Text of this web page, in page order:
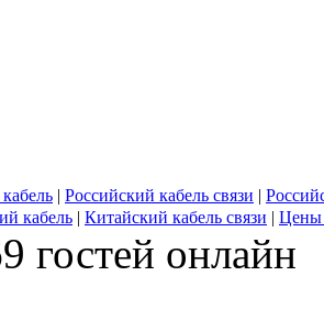
| Российский кабель связи |
кабель | Китайский кабель связи | Цены
гостей онлайн